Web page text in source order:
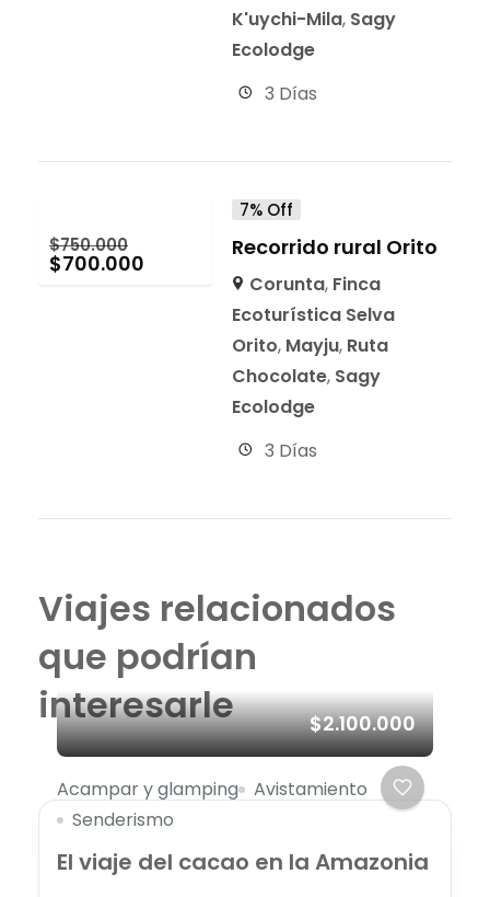
K'uychi-Mila, Sagy
Ecolodge
3 Días
$750.000
$700.000
7% Off
Recorrido rural Orito
Corunta, Finca
Ecoturística Selva
Orito, Mayju, Ruta
Chocolate, Sagy
Ecolodge
3 Días
Viajes relacionados
que podrían
interesarle
$2.100.000
Acampar y glamping
Avistamiento
Senderismo
El viaje del cacao en la Amazonia